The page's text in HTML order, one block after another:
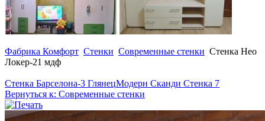
Фабрика Комфорт Стенки Современные стенки Стенка Нео
Локер-21 мдф
Стенка Барселона-3 ГлянецМодерн Сканди Стенка 7
Вернуться к: Современные стенки